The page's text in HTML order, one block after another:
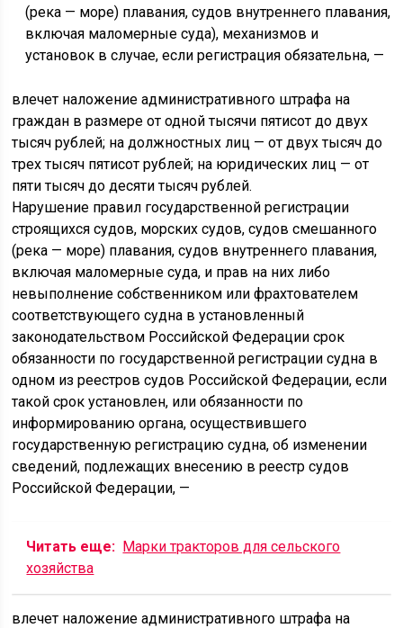
(река — море) плавания, судов внутреннего плавания,
включая маломерные суда), механизмов и
установок в случае, если регистрация обязательна, —
влечет наложение административного штрафа на
граждан в размере от одной тысячи пятисот до двух
тысяч рублей; на должностных лиц — от двух тысяч до
трех тысяч пятисот рублей; на юридических лиц — от
пяти тысяч до десяти тысяч рублей.
Нарушение правил государственной регистрации
строящихся судов, морских судов, судов смешанного
(река — море) плавания, судов внутреннего плавания,
включая маломерные суда, и прав на них либо
невыполнение собственником или фрахтователем
соответствующего судна в установленный
законодательством Российской Федерации срок
обязанности по государственной регистрации судна в
одном из реестров судов Российской Федерации, если
такой срок установлен, или обязанности по
информированию органа, осуществившего
государственную регистрацию судна, об изменении
сведений, подлежащих внесению в реестр судов
Российской Федерации, —
Читать еще: Марки тракторов для сельского
хозяйства
влечет наложение административного штрафа на